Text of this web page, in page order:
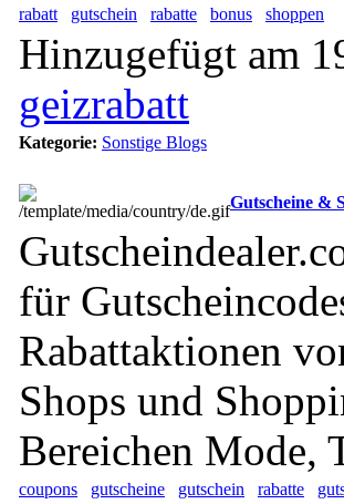
rabatt gutschein rabatte bonus shoppen
Hinzugefügt am
geizrabatt
Kategorie: Sonstige Blogs
Gutscheine &
für
Rabattaktionen
Shops und
Bereichen Mode,
coupons gutscheine gutschein rabatte